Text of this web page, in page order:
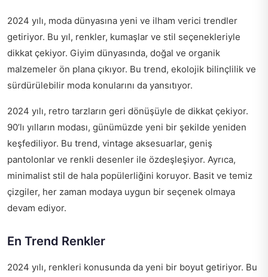
2024 yılı, moda dünyasına yeni ve ilham verici trendler
getiriyor. Bu yıl, renkler, kumaşlar ve stil seçenekleriyle
dikkat çekiyor. Giyim dünyasında, doğal ve organik
malzemeler ön plana çıkıyor. Bu trend, ekolojik bilinçlilik ve
sürdürülebilir moda konularını da yansıtıyor.
2024 yılı, retro tarzların geri dönüşüyle de dikkat çekiyor.
90’lı yılların modası, günümüzde yeni bir şekilde yeniden
keşfediliyor. Bu trend, vintage aksesuarlar, geniş
pantolonlar ve renkli desenler ile özdeşleşiyor. Ayrıca,
minimalist stil de hala popülerliğini koruyor. Basit ve temiz
çizgiler, her zaman modaya uygun bir seçenek olmaya
devam ediyor.
En Trend Renkler
2024 yılı, renkleri konusunda da yeni bir boyut getiriyor. Bu